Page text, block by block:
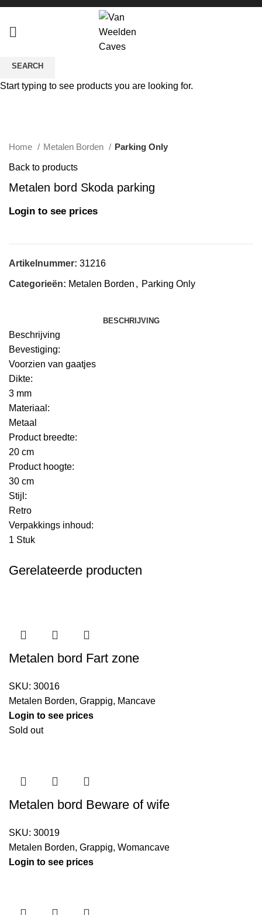
Home Metalen Borden Parking Only
Back to products
Metalen bord Skoda parking
Login to see prices
Artikelnummer: 31216
Categorieën: Metalen Borden , Parking Only
BESCHRIJVING
Beschrijving
Bevestiging:
Voorzien van gaatjes
Dikte:
3 mm
Materiaal:
Metaal
Product breedte:
20 cm
Product hoogte:
30 cm
Stijl:
Retro
Verpakkings inhoud:
1 Stuk
Gerelateerde producten
Metalen bord Fart zone
SKU: 30016
Metalen Borden, Grappig, Mancave
Login to see prices
Sold out
Metalen bord Beware of wife
SKU: 30019
Metalen Borden, Grappig, Womancave
Login to see prices
SEARCH
Start typing to see products you are looking for.